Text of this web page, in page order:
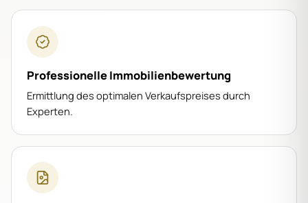
Professionelle Immobilienbewertung
Ermittlung des optimalen Verkaufspreises durch
Experten.